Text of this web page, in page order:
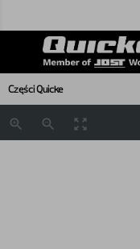
Części Quicke